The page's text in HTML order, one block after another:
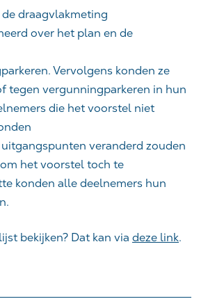
draagvlakmeting
over het plan en de
Vervolgens konden ze
tegen vergunningparkeren in hun
die het voorstel niet
veranderd zouden
het voorstel toch te
konden alle deelnemers hun
bekijken? Dat kan via deze link.